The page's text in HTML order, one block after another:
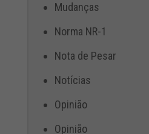
Mudanças
Norma NR-1
Nota de Pesar
Notícias
Opinião
Opinião